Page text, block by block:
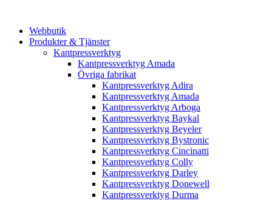
Webbutik
Produkter & Tjänster
Kantpressverktyg
Kantpressverktyg Amada
Övriga fabrikat
Kantpressverktyg Adira
Kantpressverktyg Amada
Kantpressverktyg Arboga
Kantpressverktyg Baykal
Kantpressverktyg Beyeler
Kantpressverktyg Bystronic
Kantpressverktyg Cincinatti
Kantpressverktyg Colly
Kantpressverktyg Darley
Kantpressverktyg Donewell
Kantpressverktyg Durma